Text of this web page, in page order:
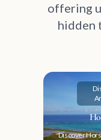
offering
hidden
Discover